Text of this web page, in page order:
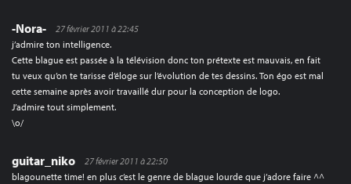
-Nora-
27 février 2011 à 22:45
j’admire ton intelligence.
Cette blague est passée à la télévision donc ton prétexte est mauvais, en fait
tu veux qu’on te tarisse d’éloge sur l’évolution de tes dessins. Ton égo est mal
cette semaine après avoir travaillé dur pour la conception de logo.
J’admire tout simplement.
\o/
guitar_niko
27 février 2011 à 22:50
blagounette time! en plus c’est le genre de blague lourde que j’adore faire ^^